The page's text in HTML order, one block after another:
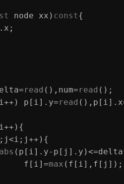
node xx) const{
read (),num= read ();
p[i].y= read
;j<i;j++){
abs (p[i].y-
				f[i]=
max (f[i],f[j]);